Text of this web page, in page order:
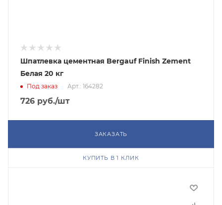
Шпатлевка цементная Bergauf Finish Zement
Белая 20 кг
Под заказ Арт.: 164282
726 руб./шт
ЗАКАЗАТЬ
КУПИТЬ В 1 КЛИК